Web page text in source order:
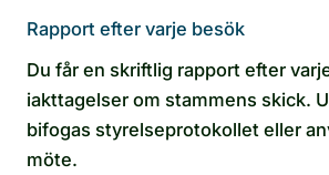
Rapport efter varje besök
Du får en skriftlig rapport efter
iakttagelser om stammens skick.
bifogas styrelseprotokollet eller
möte.